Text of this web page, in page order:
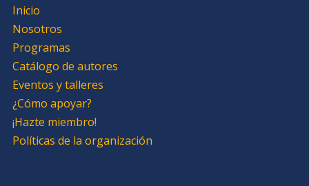
Inicio
Nosotros
Programas
Catálogo de autores
Eventos y talleres
¿Cómo apoyar?
¡Hazte miembro!
Políticas de la organización